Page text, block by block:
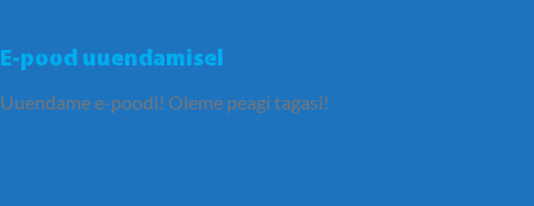
E-pood uuendamisel
Uuendame e-poodi! Oleme peagi tagasi!